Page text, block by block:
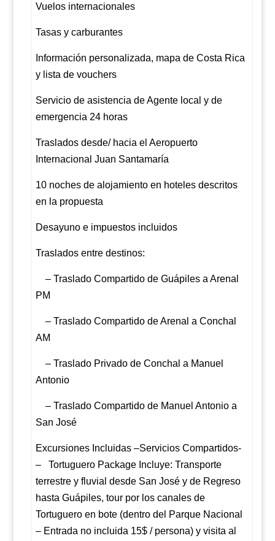
Vuelos internacionales
Tasas y carburantes
Información personalizada, mapa de Costa Rica
y lista de vouchers
Servicio de asistencia de Agente local y de
emergencia 24 horas
Traslados desde/ hacia el Aeropuerto
Internacional Juan Santamaría
10noches de alojamiento en hoteles descritos
en la propuesta
Desayuno e impuestos incluidos
Traslados entre destinos:
– Traslado Compartido de Guápiles a Arenal
PM
– Traslado Compartido de Arenal a Conchal
AM
– Traslado Privado de Conchal a Manuel
Antonio
– Traslado Compartido de Manuel Antonio a
San José
Excursiones Incluidas –Servicios Compartidos-
–
Tortuguero Package Incluye: Transporte
terrestre y fluvial desde San José y de Regreso
hasta Guápiles, tour por los canales de
Tortuguero en bote (dentro del Parque Nacional
– Entrada no incluida 15$ / persona) y visita al